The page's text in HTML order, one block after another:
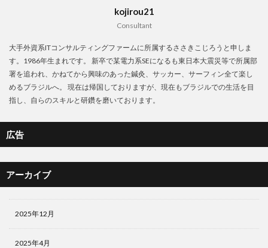
kojirou21
Consultant
大手外資系ITコンサルティングファームに所属するささきこじろうと申しま
す。1986年生まれです。 新卒で某電力系SEになるも東日本大震災等で所属部
署を追われ、かねてから興味のあった鍼灸、サッカー、サーフィン全て楽し
めるブラジルへ。 現在は帰国しておりますが、現在もブラジルでの生活を目
指し、自らのスキルと研鑽を磨いております。
広告
アーカイブ
2025年12月
2025年4月